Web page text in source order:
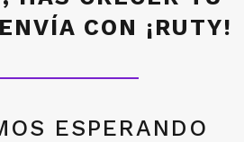
CON ¡RUTY!
ESPERANDO